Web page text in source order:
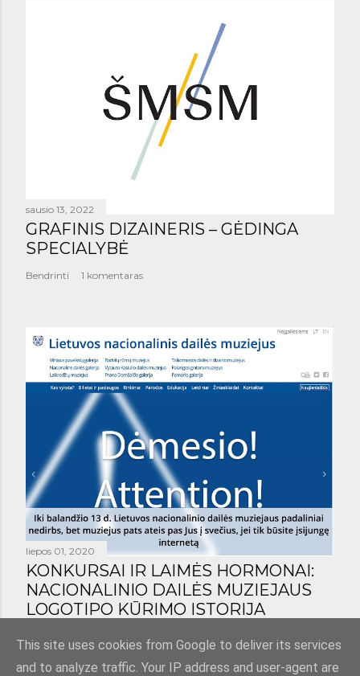
sausio 13, 2022
GRAFINIS DIZAINERIS – GĖDINGA
SPECIALYBĖ
Bendrinti 1 komentaras
liepos 01, 2020
KONKURSAI IR LAIMĖS HORMONAI:
NACIONALINIO DAILĖS MUZIEJAUS
LOGOTIPO KŪRIMO ISTORIJA
This site uses cookies from Google to deliver its services
and to analyze traffic. Your IP address and user-agent are